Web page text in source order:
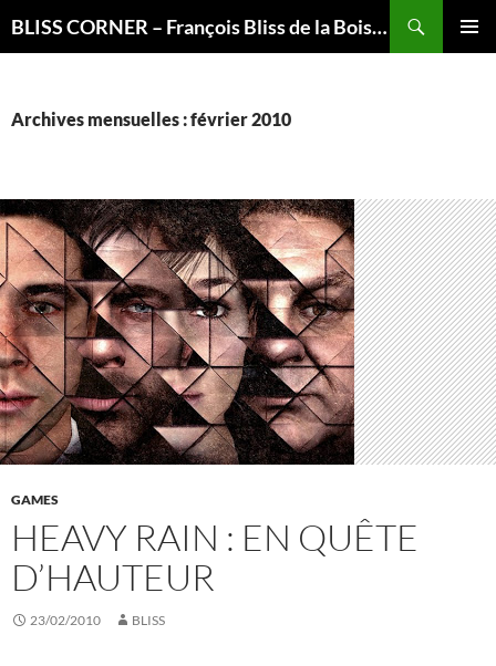
BLISS CORNER – François Bliss de la Boissière is here
Archives mensuelles : février 2010
GAMES
HEAVY RAIN : EN QUÊTE
D’HAUTEUR
23/02/2010 BLISS